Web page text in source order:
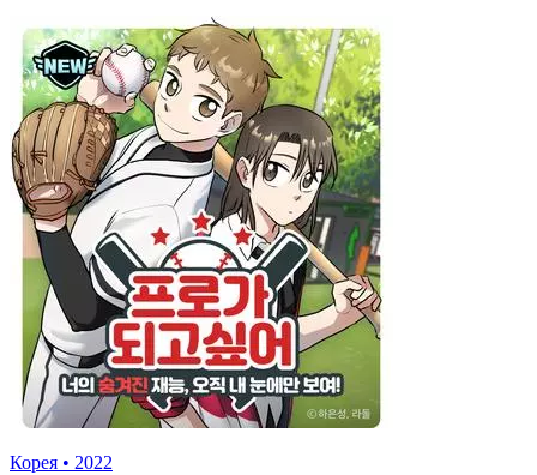
Корея • 2022